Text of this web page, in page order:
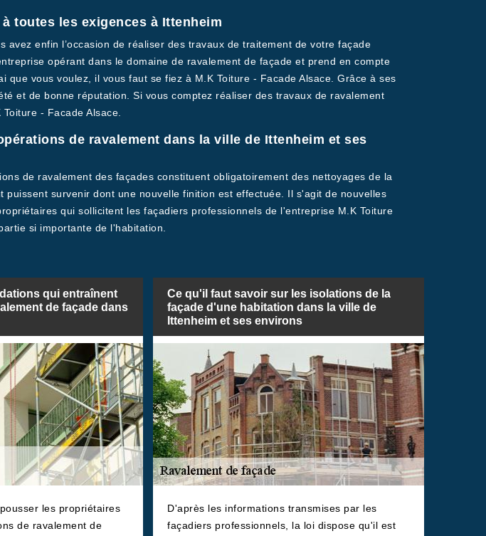
toutes les exigences à Ittenheim
enfin l’occasion de réaliser des travaux de traitement de votre façade
opérant dans le domaine de ravalement de façade et prend en compte
vous voulez, il vous faut se fiez à M.K Toiture - Facade Alsace. Grâce à ses
et de bonne réputation. Si vous comptez réaliser des travaux de ravalement
- Facade Alsace.
de ravalement dans la ville de Ittenheim et ses
de ravalement des façades constituent obligatoirement des nettoyages de la
survenir dont une nouvelle finition est effectuée. Il s'agit de nouvelles
qui sollicitent les façadiers professionnels de l'entreprise M.K Toiture
si importante de l'habitation.
qui entraînent
de façade dans
les propriétaires
de ravalement de
Ce qu'il faut savoir sur les isolations de la
façade d'une habitation dans la ville de
Ittenheim et ses environs
D'après les informations transmises par les
façadiers professionnels, la loi dispose qu'il est